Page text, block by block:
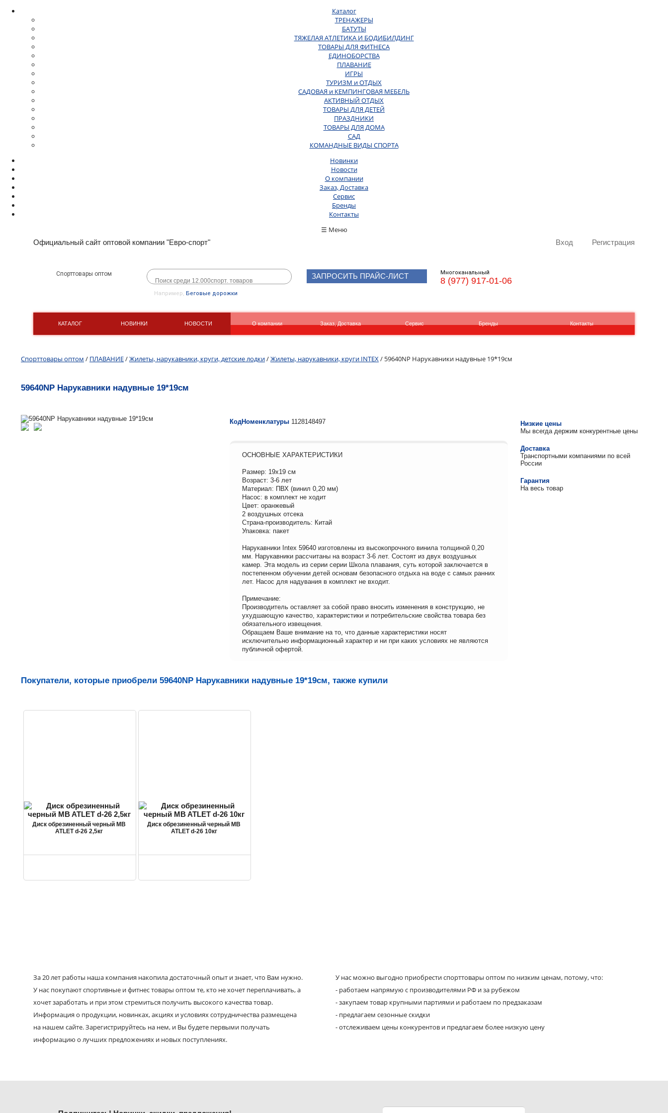
Каталог
ТРЕНАЖЕРЫ
БАТУТЫ
ТЯЖЕЛАЯ АТЛЕТИКА И БОДИБИЛДИНГ
ТОВАРЫ ДЛЯ ФИТНЕСА
ЕДИНОБОРСТВА
ПЛАВАНИЕ
ИГРЫ
ТУРИЗМ и ОТДЫХ
САДОВАЯ и КЕМПИНГОВАЯ МЕБЕЛЬ
АКТИВНЫЙ ОТДЫХ
ТОВАРЫ ДЛЯ ДЕТЕЙ
ПРАЗДНИКИ
ТОВАРЫ ДЛЯ ДОМА
САД
КОМАНДНЫЕ ВИДЫ СПОРТА
Новинки
Новости
О компании
Заказ, Доставка
Сервис
Бренды
Контакты
☰ Меню
Официальный сайт оптовой компании "Евро-спорт" Вход Регистрация
Спорттовары оптом
Например, Беговые дорожки
ЗАПРОСИТЬ ПРАЙС-ЛИСТ Многоканальный
8 (977) 917-01-06
КАТАЛОГ НОВИНКИ НОВОСТИ О компании Заказ, Доставка Сервис Бренды Контакты
Спорттовары оптом / ПЛАВАНИЕ/Жилеты, нарукавники, круги, детские лодки/Жилеты, нарукавники, круги INTEX / 59640NP Нарукавники надувные 19*19см
59640NP Нарукавники надувные 19*19см
КодНоменклатуры 1128148497
ОСНОВНЫЕ ХАРАКТЕРИСТИКИ
Размер: 19х19 см
Возраст: 3-6 лет
Материал: ПВХ (винил 0,20 мм)
Насос: в комплект не ходит
Цвет: оранжевый
2 воздушных отсека
Страна-производитель: Китай
Упаковка: пакет
Нарукавники Intex 59640 изготовлены из высокопрочного винила толщиной 0,20
мм. Нарукавники рассчитаны на возраст 3-6 лет. Состоят из двух воздушных
камер. Эта модель из серии серии Школа плавания, суть которой заключается в
постепенном обучении детей основам безопасного отдыха на воде с самых ранних
лет. Насос для надувания в комплект не входит.
Примечание:
Производитель оставляет за собой право вносить изменения в конструкцию, не
ухудшающую качество, характеристики и потребительские свойства товара без
обязательного извещения.
Обращаем Ваше внимание на то, что данные характеристики носят
исключительно информационный характер и ни при каких условиях не являются
публичной офертой.
Низкие цены
Мы всегда держим конкурентные цены
Доставка
Транспортными компаниями по всей
России
Гарантия
На весь товар
Покупатели, которые приобрели 59640NP Нарукавники надувные 19*19см, также купили
Диск обрезиненный черный MB
ATLET d-26 2,5кг
Диск обрезиненный черный MB
ATLET d-26 10кг
За 20 лет работы наша компания накопила достаточный опыт и знает, что Вам нужно.
У нас покупают спортивные и фитнес товары оптом те, кто не хочет переплачивать, а
хочет заработать и при этом стремиться получить высокого качества товар.
Информация о продукции, новинках, акциях и условиях сотрудничества размещена
на нашем сайте. Зарегистрируйтесь на нем, и Вы будете первыми получать
информацию о лучших предложениях и новых поступлениях.
У нас можно выгодно приобрести спорттовары оптом по низким ценам, потому, что:
- работаем напрямую с производителями РФ и за рубежом
- закупаем товар крупными партиями и работаем по предзаказам
- предлагаем сезонные скидки
- отслеживаем цены конкурентов и предлагаем более низкую цену